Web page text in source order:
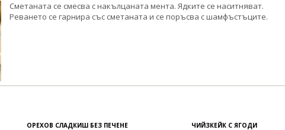
Сметаната се смесва с накълцаната мента. Ядките се наситняват.
Реването се гарнира със сметаната и се поръсва с шамфъстъците.
ОРЕХОВ СЛАДКИШ БЕЗ ПЕЧЕНЕ ЧИЙЗКЕЙК С ЯГОДИ